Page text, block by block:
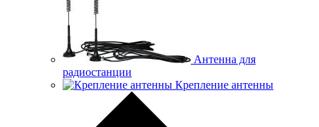
Антенна для
радиостанции
Крепление антенны